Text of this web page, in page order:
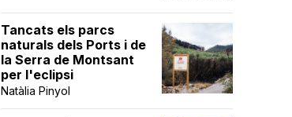
Tancats els parcs
naturals dels Ports i de
la Serra de Montsant
per l'eclipsi
Natàlia Pinyol